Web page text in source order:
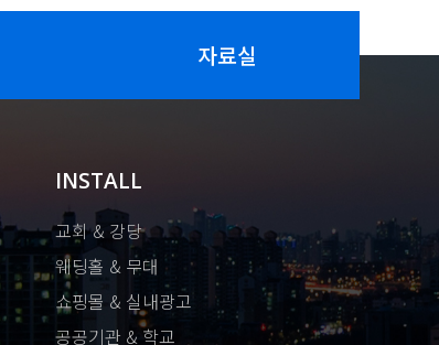
자료실
INSTALL
교회 & 강당
웨딩홀 & 무대
쇼핑몰 & 실내광고
공공기관 & 학교